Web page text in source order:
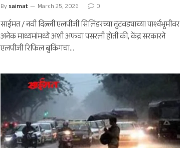
By saimat March 25, 2026 0
साईमत / नवी दिल्ली एलपीजी सिलिंडरच्या तुटवड्याच्या पार्श्वभूमीवर
अनेक माध्यमांमध्ये अशी अफवा पसरली होती की, केंद्र सरकारने
एलपीजी रिफिल बुकिंगचा…